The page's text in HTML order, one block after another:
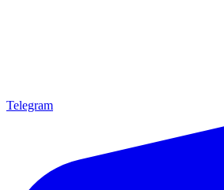
Telegram